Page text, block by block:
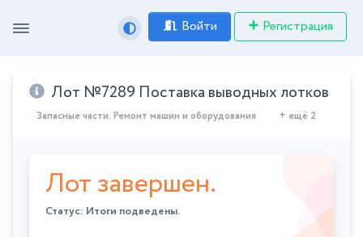
Войти Регистрация
Лот №7289 Поставка выводных лотков
Запасные части. Ремонт машин и оборудования + ещё 2
Лот завершен.
Статус: Итоги подведены.